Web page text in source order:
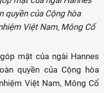
quyền của Cộng hòa
Việt Nam, Mông Cổ
mặt của ngài Hannes
quyền của Cộng hòa
Việt Nam, Mông Cổ